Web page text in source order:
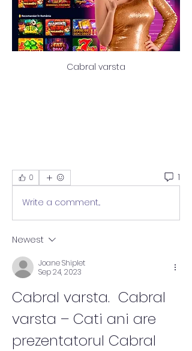
Cabral varsta
0 1
Write a comment...
Newest
Joane Shiplet
Sep 24, 2023
Cabral varsta.  Cabral
varsta – Cati ani are
prezentatorul Cabral